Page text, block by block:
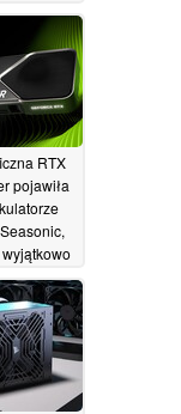
RTX
pojawiła
na
07/2026